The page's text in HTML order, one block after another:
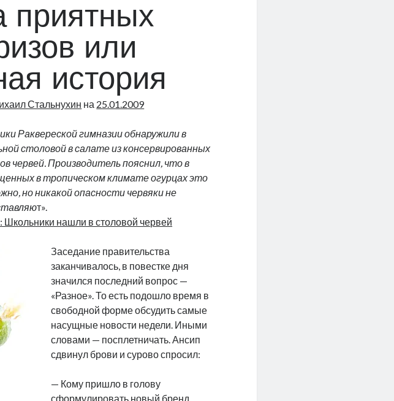
приятных
или
история
Стальнухин на 25.01.2009
Раквереской гимназии обнаружили в
столовой в салате из консервированных
червей. Производитель пояснил, что в
в тропическом климате огурцах это
но никакой опасности червяки не
т».
Школьники нашли в столовой червей
Заседание правительства
заканчивалось, в повестке дня
значился последний вопрос —
«Разное». То есть подошло время в
свободной форме обсудить самые
насущные новости недели. Иными
словами — посплетничать. Ансип
сдвинул брови и сурово спросил:
— Кому пришло в голову
сформулировать новый бренд